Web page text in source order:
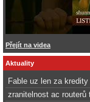
Přejít na videa
Aktuality
Fable uz len za kredity
zranitelnost ac routerů